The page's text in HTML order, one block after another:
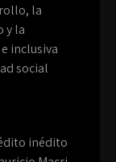
la
y la
inclusiva
social
inédito